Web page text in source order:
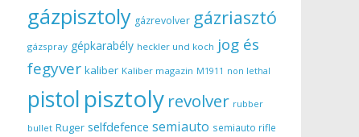
gázpisztoly gázrevolver gázriasztó
gázspray gépkarabély heckler und koch jog és
fegyver kaliber Kaliber magazin M1911 non lethal
pistol pisztoly revolver rubber
bullet Ruger selfdefence semiauto semiauto rifle